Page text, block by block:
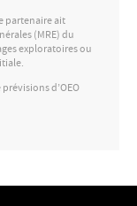
partenaire ait
(MRE) du
exploratoires ou
d’OEO